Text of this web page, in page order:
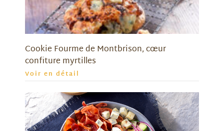
Cookie Fourme de Montbrison, cœur
confiture myrtilles
Voir en détail